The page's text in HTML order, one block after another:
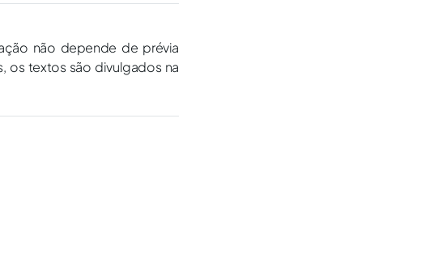
não depende de prévia
os textos são divulgados na